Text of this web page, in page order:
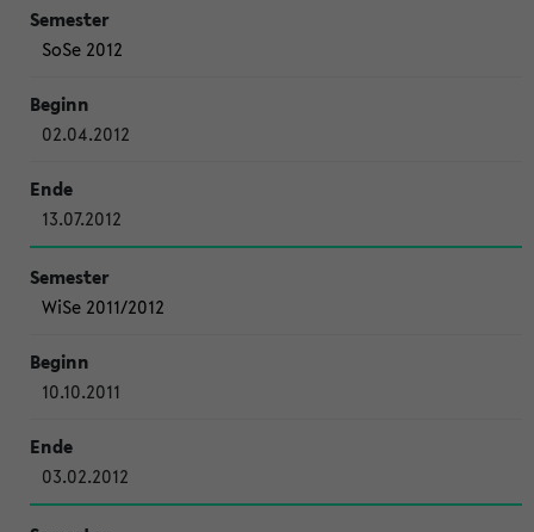
SoSe 2012
02.04.2012
13.07.2012
WiSe 2011/2012
10.10.2011
03.02.2012